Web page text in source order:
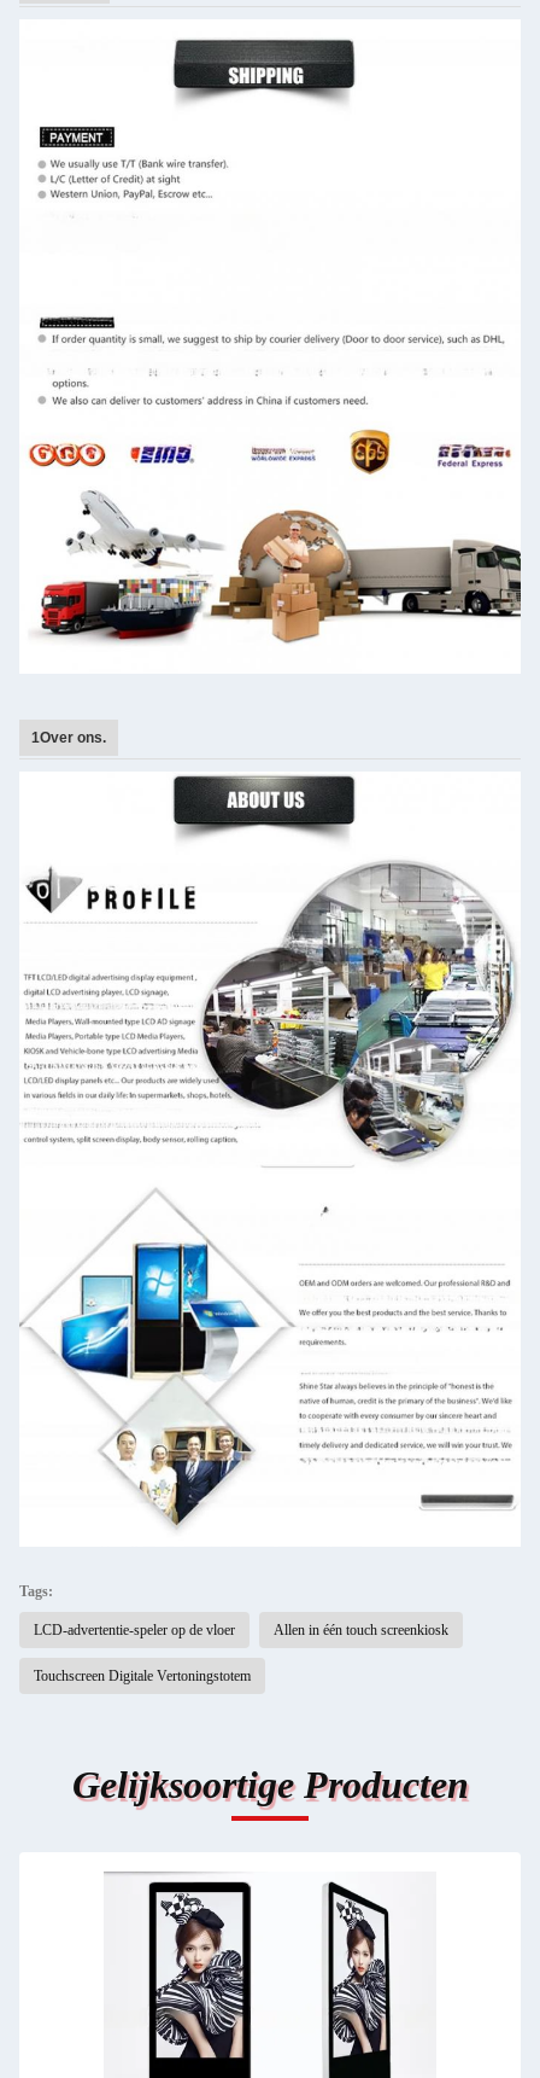
1Over ons.
Tags:
LCD-advertentie-speler op de vloer Allen in één touch screenkiosk
Touchscreen Digitale Vertoningstotem
Gelijksoortige Producten